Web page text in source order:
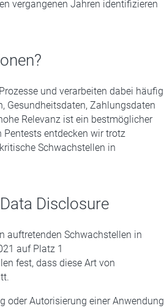
vergangenen Jahren identifizieren
und verarbeiten dabei häufig
Gesundheitsdaten, Zahlungsdaten
Relevanz ist ein bestmöglicher
entdecken wir trotz
Schwachstellen in
Disclosure
auftretenden Schwachstellen in
auf Platz 1
fest, dass diese Art von
oder Autorisierung einer Anwendung